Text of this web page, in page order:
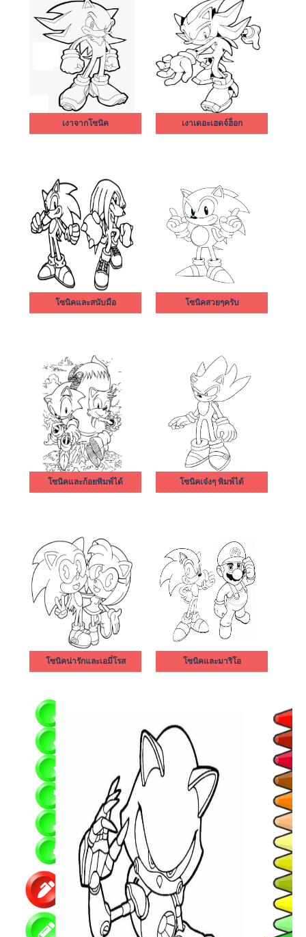
เงาจากโซนิค เงาเดอะเฮดจ์ฮ็อก
โซนิคและสนับมือ โซนิคสวยๆครับ
โซนิคและก้อยพิมพ์ได้ โซนิคเจ๋งๆ พิมพ์ได้
โซนิคน่ารักและเอมี่โรส โซนิคและมาริโอ